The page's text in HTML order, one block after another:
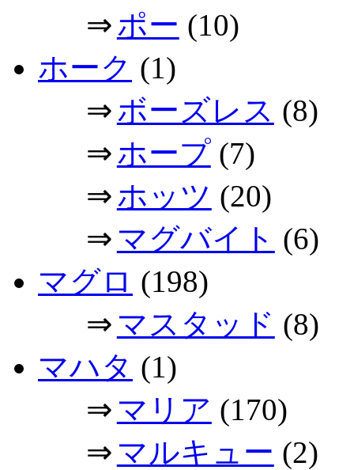
⇒ポー (10)
ホーク (1)
⇒ボーズレス (8)
⇒ホープ(7)
⇒ホッツ (20)
⇒ マグバイト (6)
マグロ (198)
⇒ マスタッド (8)
マハタ (1)
⇒ マリア (170)
⇒ マルキュー (2)